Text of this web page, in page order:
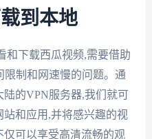
到本地
和下载西瓜视频,需要借助
限制和网速慢的问题。通
的VPN服务器,我们就可
和应用,并将感兴趣的视
可以享受高清流畅的观